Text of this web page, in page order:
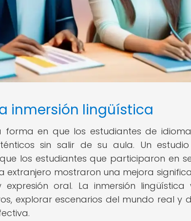
inmersión lingüística
en que los estudiantes de
sin salir de su aula. Un
los estudiantes que participaron en
mostraron una mejora
oral. La inmersión lingüística
explorar escenarios del mundo real y